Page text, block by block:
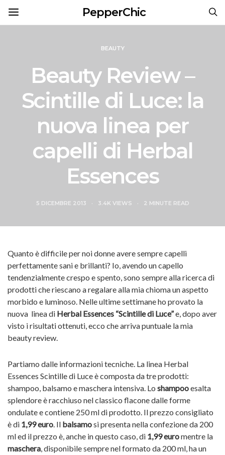
PepperChic
BEAUTY
Beauty Review –
Scintille di Luce: la
nuova linea per
capelli di Herbal
Essences
5 DICEMBRE 2013 3.4K VIEWS 2 MINUTE READ
Quanto è difficile per noi donne avere sempre capelli
perfettamente sani e brillanti? Io, avendo un capello
tendenzialmente crespo e spento, sono sempre alla ricerca di
prodotti che riescano a regalare alla mia chioma un aspetto
morbido e luminoso. Nelle ultime settimane ho provato la
nuova linea di Herbal Essences “Scintille di Luce”e, dopo aver
visto i risultati ottenuti, ecco che arriva puntuale la mia
beauty review.
Partiamo dalle informazioni tecniche. La linea Herbal
Essences Scintille di Luce è composta da tre prodotti:
shampoo, balsamo e maschera intensiva. Lo shampooesalta
splendore è racchiuso nel classico flacone dalle forme
ondulate e contiene 250 ml di prodotto. Il prezzo consigliato
è di 1,99 euro. Il balsamosi presenta nella confezione da 200
ml ed il prezzo è, anche in questo caso, di 1,99 euromentre la
maschera, disponibile sempre nel formato da 200 ml, ha un